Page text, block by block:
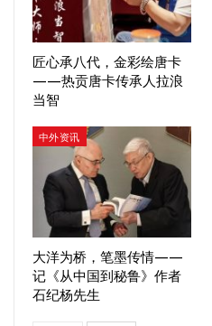
匠心承八代，金彩绘唐卡
——热贡唐卡传承人拉浪
当智
中外资讯
大洋为桥，笔墨传情——
记《从中国到秘鲁》作者
石纪杨先生